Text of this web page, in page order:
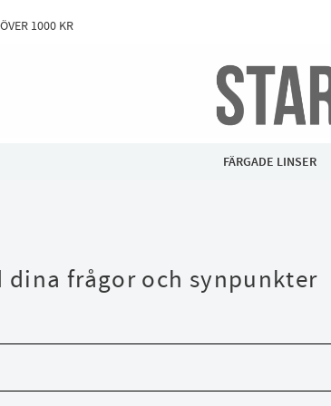
1000 KR
FÄRGADE LINSER
dina frågor och synpunkter